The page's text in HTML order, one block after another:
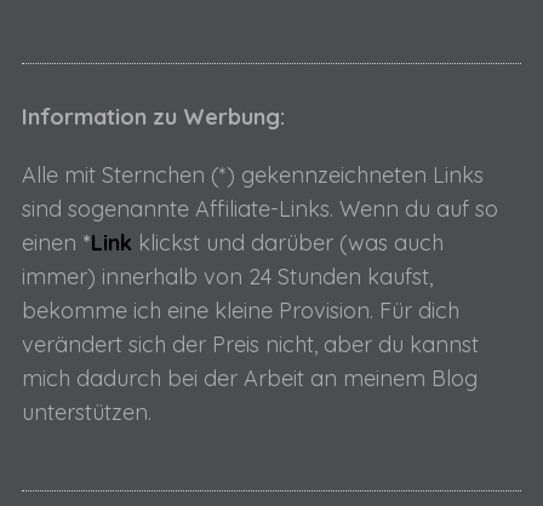
Information zu Werbung:
Alle mit Sternchen (*) gekennzeichneten Links
sind sogenannte Affiliate-Links. Wenn du auf so
einen *Link klickst und darüber (was auch
immer) innerhalb von 24 Stunden kaufst,
bekomme ich eine kleine Provision. Für dich
verändert sich der Preis nicht, aber du kannst
mich dadurch bei der Arbeit an meinem Blog
unterstützen.